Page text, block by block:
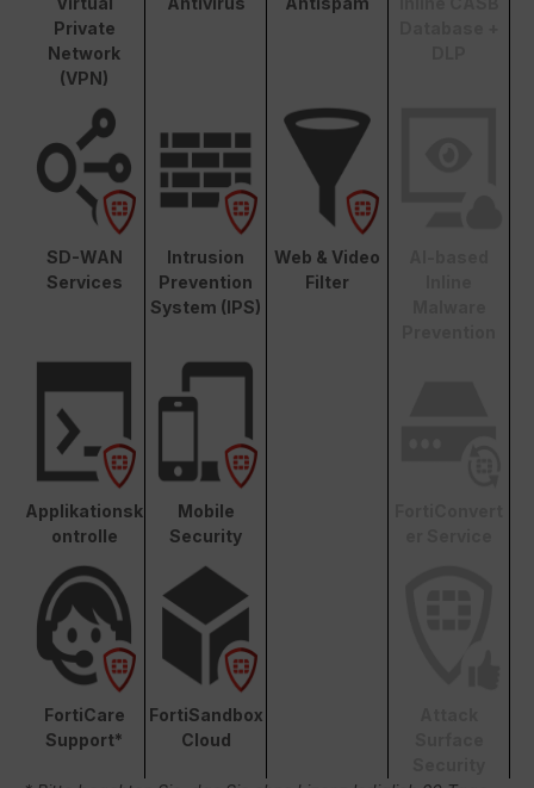
Private
Network
(VPN)
SD-WAN
Services
Intrusion
Prevention
System (IPS)
Web & Video
Filter
Applikationsk
ontrolle
Mobile
Security
FortiCare
Support*
FortiSandbox
Cloud